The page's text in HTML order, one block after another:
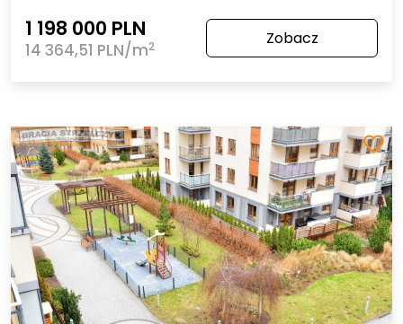
1 198 000 PLN
14 364,51 PLN/m2 Zobacz